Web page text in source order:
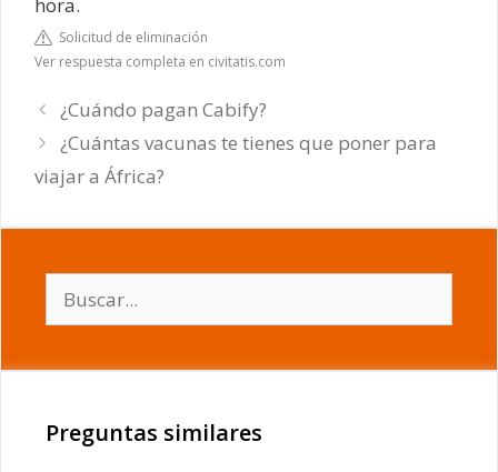
hora.
Solicitud de eliminación
Ver respuesta completa en civitatis.com
¿Cuándo pagan Cabify?
¿Cuántas vacunas te tienes que poner para
viajar a África?
Preguntas similares